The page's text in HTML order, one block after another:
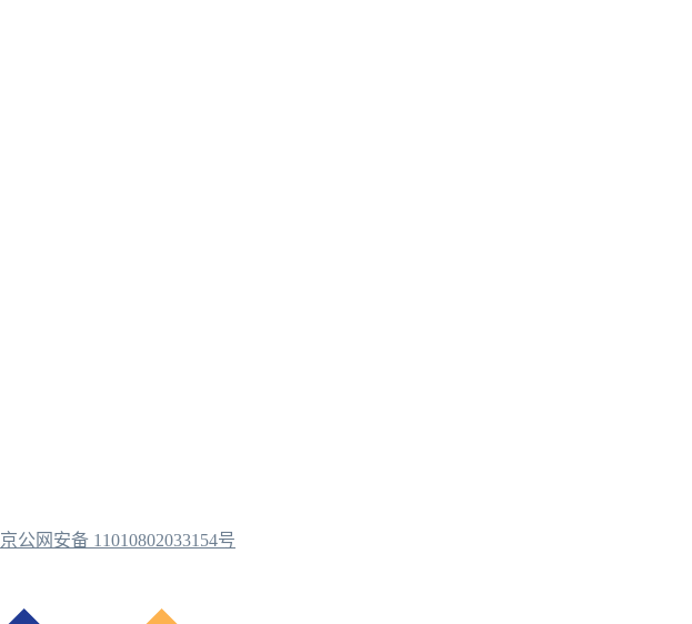
京公网安备 11010802033154号